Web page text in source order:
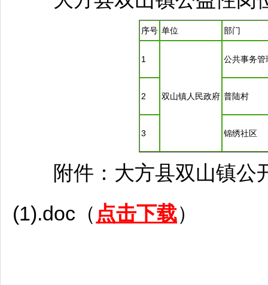
序号 单位 部门
1
双山镇人民政府
公共事务管
2 普陆村
3 锦绣社区
附件： 大方县双山镇公
(1).doc（ 点击下载）